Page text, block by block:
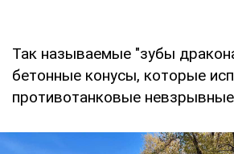
Так называемые "зубы
бетонные конусы, которые
противотанковые